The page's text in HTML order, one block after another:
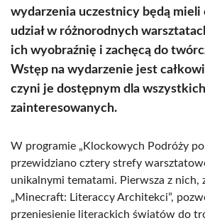
wydarzenia uczestnicy będą mieli
udział w różnorodnych
ich wyobraźnię i zachęcą do
Wstęp na wydarzenie jest
czyni je dostępnym dla wszystkich
zainteresowanych.
W programie „Klockowych Podróży
przewidziano cztery strefy
unikalnymi tematami. Pierwsza z nich,
„Minecraft: Literaccy Architekci”,
przeniesienie literackich światów do